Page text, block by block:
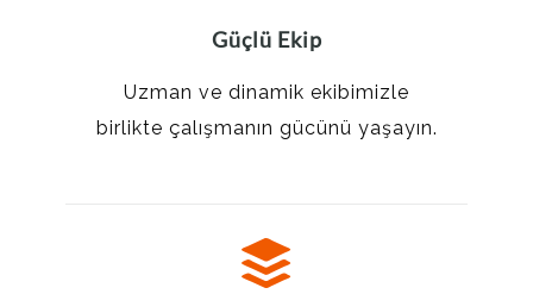
Güçlü Ekip
Uzman ve dinamik ekibimizle
birlikte çalışmanın gücünü yaşayın.